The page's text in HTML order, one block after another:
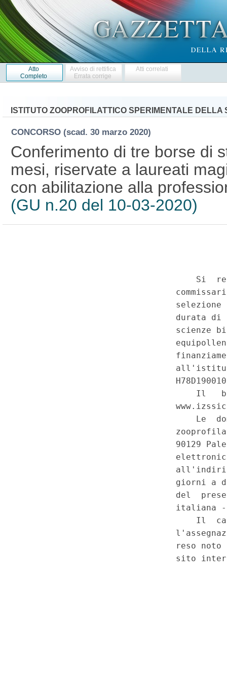
Atto
Completo
Avviso di rettifica
Errata corrige
Atti correlati
ISTITUTO ZOOPROFILATTICO SPERIMENTALE DELLA
CONCORSO (scad. 30 marzo 2020)
Conferimento di tre borse di
mesi, riservate a laureati
con abilitazione alla
(GU n.20 del 10-03-2020)